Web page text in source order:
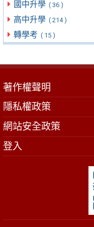
國中升學 ( 36 )
高中升學 ( 214 )
轉學考 ( 15 )
著作權聲明
隱私權政策
網站安全政策
登入